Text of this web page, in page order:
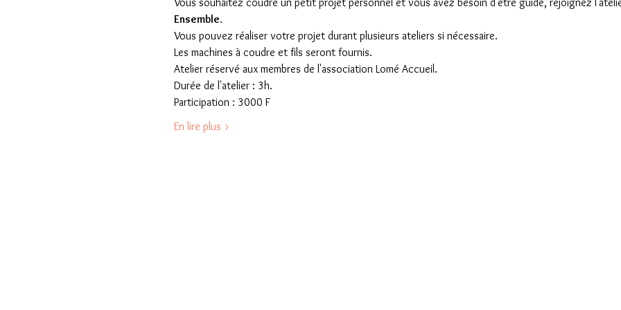
Ensemble.
Vous pouvez réaliser votre projet durant plusieurs ateliers si nécessaire.
Les machines à coudre et fils seront fournis.
Atelier réservé aux membres de l'association Lomé Accueil.
Durée de l'atelier : 3h.
Participation : 3000 F
En lire plus >